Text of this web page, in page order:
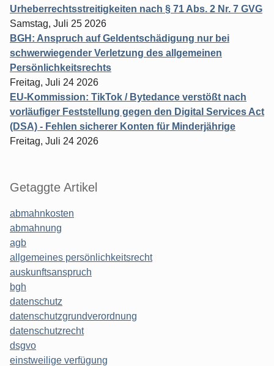
Urheberrechtsstreitigkeiten nach § 71 Abs. 2 Nr. 7 GVG
Samstag, Juli 25 2026
BGH: Anspruch auf Geldentschädigung nur bei
schwerwiegender Verletzung des allgemeinen
Persönlichkeitsrechts
Freitag, Juli 24 2026
EU-Kommission: TikTok / Bytedance verstößt nach
vorläufiger Feststellung gegen den Digital Services Act
(DSA) - Fehlen sicherer Konten für Minderjährige
Freitag, Juli 24 2026
Getaggte Artikel
abmahnkosten
abmahnung
agb
allgemeines persönlichkeitsrecht
auskunftsanspruch
bgh
datenschutz
datenschutzgrundverordnung
datenschutzrecht
dsgvo
einstweilige verfügung